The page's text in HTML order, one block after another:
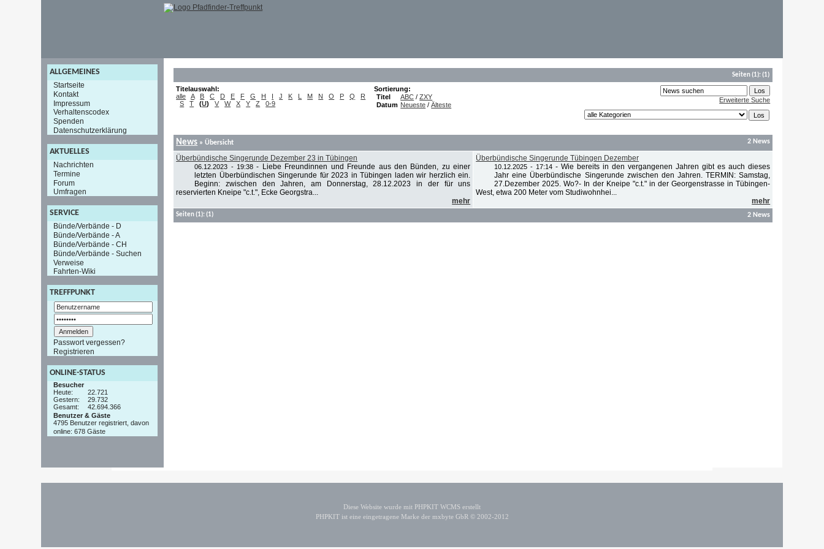
ALLGEMEINES
Startseite
Kontakt
Impressum
Verhaltenscodex
Spenden
Datenschutzerklärung
AKTUELLES
Nachrichten
Termine
Forum
Umfragen
SERVICE
Bünde/Verbände - D
Bünde/Verbände - A
Bünde/Verbände - CH
Bünde/Verbände - Suchen
Verweise
Fahrten-Wiki
TREFFPUNKT
Passwort vergessen?
Registrieren
ONLINE-STATUS
Besucher
Heute:
22.721
Gestern:
29.732
Gesamt:
42.694.366
Benutzer & Gäste
4795 Benutzer registriert, davon
online: 678 Gäste
Seiten(1):(1)
Titelauswahl:
alle
A B C D E F G H I J K L M N O P Q
R
S
T (U) V W X Y Z 0-9
Sortierung:
Titel
ABC /ZXY
Datum Neueste /Älteste
Erweiterte Suche
News » Übersicht 2 News
Überbündische Singerunde Dezember 23 in Tübingen
06.12.2023 - 19:38 - Liebe Freundinnen und Freunde aus den Bünden, zu einer
letzten Überbündischen Singerunde für 2023 in Tübingen laden wir herzlich ein.
Beginn: zwischen den Jahren, am Donnerstag, 28.12.2023 in der für uns
reservierten Kneipe "c.t.", Ecke Georgstra...
mehr
Überbündische Singerunde Tübingen Dezember
10.12.2025 - 17:14 -Wie bereits in den vergangenen Jahren gibt es auch dieses
Jahr eine Überbündische Singerunde zwischen den Jahren. TERMIN: Samstag,
27.Dezember 2025. Wo?- In der Kneipe "c.t." in der Georgenstrasse in Tübingen-
West, etwa 200 Meter vom Studiwohnhei...
mehr
Seiten(1):(1) 2 News
Diese Website wurde mit PHPKIT WCMS erstellt
PHPKIT ist eine eingetragene Marke der mxbyte GbR © 2002-2012